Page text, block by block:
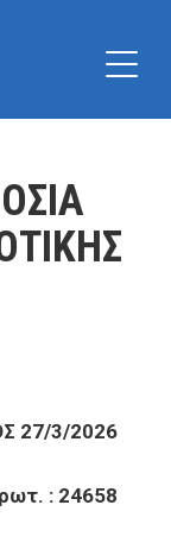
27/3/2026
: 24658